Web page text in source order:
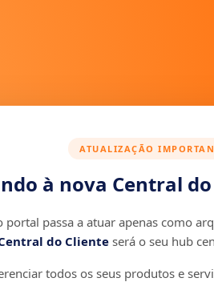
ATUALIZAÇÃO
à nova Central
portal passa a atuar apenas como
do Cliente será o seu hub
todos os seus produtos e